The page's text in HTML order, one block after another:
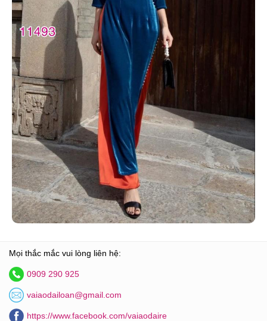
Mọi thắc mắc vui lòng liên hệ:
0909 290 925
vaiaodailoan@gmail.com
https://www.facebook.com/vaiaodaire